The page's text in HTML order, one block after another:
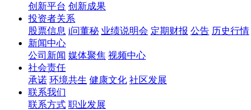
创新平台 创新成果
投资者关系
股票信息 i问董秘 业绩说明会 定期财报 公告 历史行情
新闻中心
公司新闻 媒体聚焦 视频中心
社会责任
承诺 环境共生 健康文化 社区发展
联系我们
联系方式 职业发展